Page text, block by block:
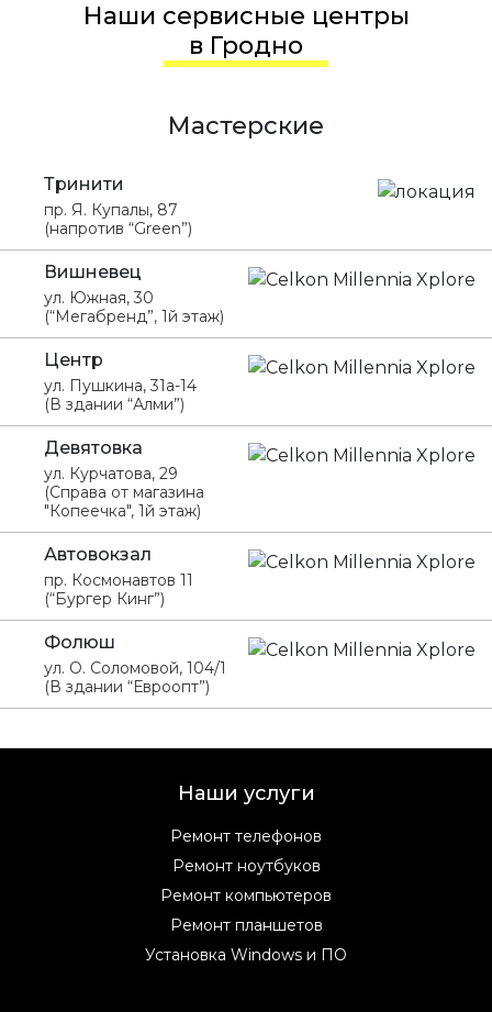
Наши сервисные центры
в Гродно
Мастерские
Тринити
пр. Я. Купалы, 87
(напротив “Green”)
Вишневец
ул. Южная, 30
(“Мегабренд”, 1й этаж)
Центр
ул. Пушкина, 31а-14
(В здании “Алми”)
Девятовка
ул. Курчатова, 29
(Справа от магазина
"Копеечка", 1й этаж)
Автовокзал
пр. Космонавтов 11
(“Бургер Кинг”)
Фолюш
ул. О. Соломовой, 104/1
(В здании “Евроопт”)
Наши услуги
Ремонт телефонов
Ремонт ноутбуков
Ремонт компьютеров
Ремонт планшетов
Установка Windows и ПО